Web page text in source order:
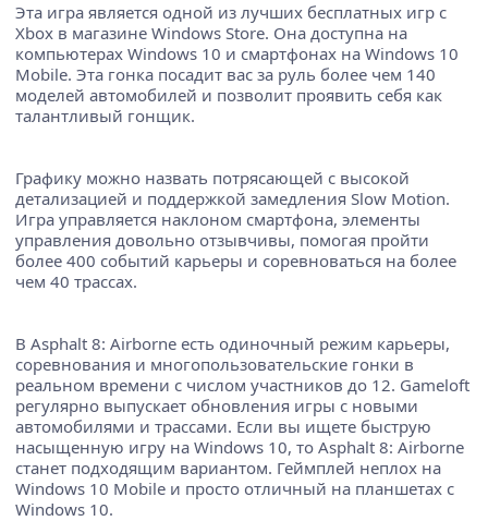
Эта игра является одной из лучших бесплатных игр с
Xbox в магазине Windows Store. Она доступна на
компьютерах Windows 10 и смартфонах на Windows 10
Mobile. Эта гонка посадит вас за руль более чем 140
моделей автомобилей и позволит проявить себя как
талантливый гонщик.
Графику можно назвать потрясающей с высокой
детализацией и поддержкой замедления Slow Motion.
Игра управляется наклоном смартфона, элементы
управления довольно отзывчивы, помогая пройти
более 400 событий карьеры и соревноваться на более
чем 40 трассах.
В Asphalt 8: Airborne есть одиночный режим карьеры,
соревнования и многопользовательские гонки в
реальном времени с числом участников до 12. Gameloft
регулярно выпускает обновления игры с новыми
автомобилями и трассами. Если вы ищете быструю
насыщенную игру на Windows 10, то Asphalt 8: Airborne
станет подходящим вариантом. Геймплей неплох на
Windows 10 Mobile и просто отличный на планшетах с
Windows 10.